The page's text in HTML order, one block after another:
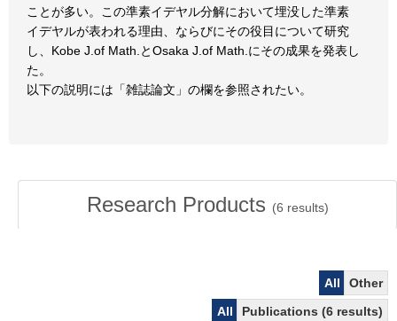
ことが多い。この準素イデヤル分解において埋没した準素
イデヤルが表われる理由、ならびにその役目について研究
し、Kobe J.of Math.とOsaka J.of Math.にその成果を発表し
た。
以下の説明には「雑誌論文」の欄を参照されたい。
Research Products (6 results)
All
Other
All
Publications (6 results)